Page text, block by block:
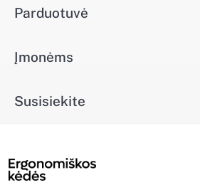
Parduotuvė
Įmonėms
Susisiekite